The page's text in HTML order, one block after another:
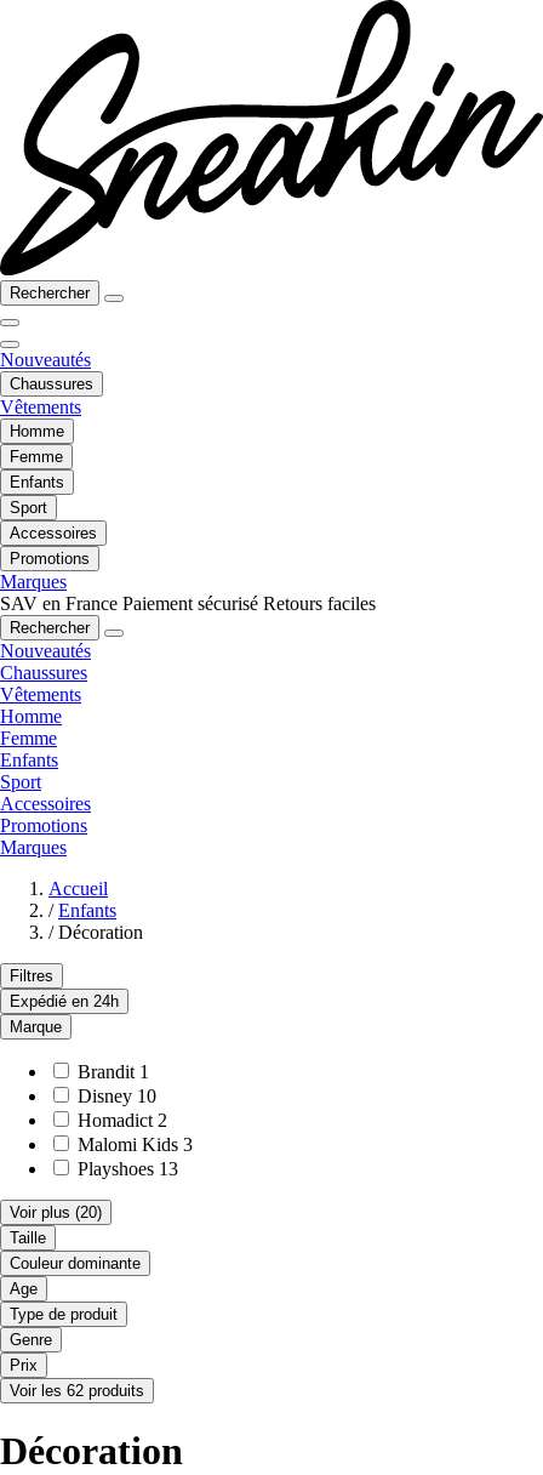
Rechercher
Nouveautés
Chaussures
Vêtements
Homme
Femme
Enfants
Sport
Accessoires
Promotions
Marques
SAV en France Paiement sécurisé Retours faciles
Rechercher
Nouveautés
Chaussures
Vêtements
Homme
Femme
Enfants
Sport
Accessoires
Promotions
Marques
Accueil
/ Enfants
/ Décoration
Filtres
Expédié en 24h
Marque
Brandit 1
Disney 10
Homadict 2
Malomi Kids 3
Playshoes 13
Voir plus (20)
Taille
Couleur dominante
Age
Type de produit
Genre
Prix
Voir les 62 produits
Décoration